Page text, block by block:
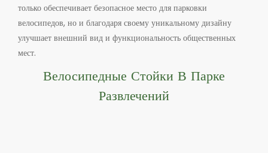
только обеспечивает безопасное место для парковки
велосипедов, но и благодаря своему уникальному дизайну
улучшает внешний вид и функциональность общественных
мест.
Велосипедные Стойки В Парке
Развлечений